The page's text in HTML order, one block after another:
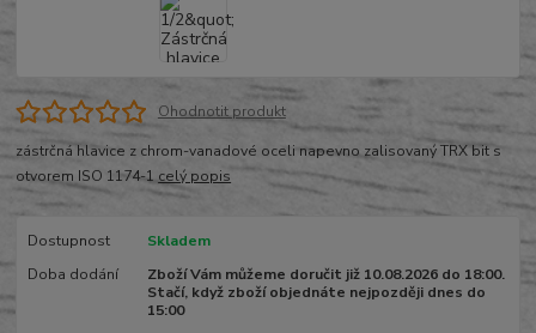
Ohodnotit produkt
zástrčná hlavice z chrom-vanadové oceli napevno zalisovaný TRX bit s
otvorem ISO 1174-1 celý popis
Dostupnost
Skladem
Doba dodání
Zboží Vám můžeme doručit již 10.08.2026 do 18:00.
Stačí, když zboží objednáte nejpozději dnes do
15:00